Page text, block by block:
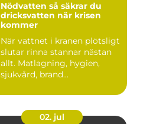
Nödvatten så säkrar du
dricksvatten när krisen
kommer
När vattnet i kranen plötsligt
slutar rinna stannar nästan
allt. Matlagning, hygien,
sjukvård, brand...
02. jul